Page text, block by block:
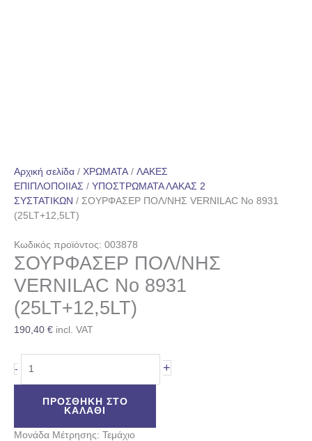
Αρχική σελίδα / ΧΡΩΜΑΤΑ / ΛΑΚΕΣ
ΕΠΙΠΛΟΠΟΙΙΑΣ / ΥΠΟΣΤΡΩΜΑΤΑ ΛΑΚΑΣ 2
ΣΥΣΤΑΤΙΚΩΝ / ΣΟΥΡΦΑΣΕΡ ΠΟΛ/ΝΗΣ VERNILAC No 8931
(25LT+12,5LT)
Κωδικός προϊόντος: 003878
ΣΟΥΡΦΑΣΕΡ ΠΟΛ/ΝΗΣ
VERNILAC No 8931
(25LT+12,5LT)
190,40 € incl. VAT
- +
ΠΡΟΣΘΉΚΗ ΣΤΟ
ΚΑΛΆΘΙ
Μονάδα Μέτρησης: Τεμάχιο